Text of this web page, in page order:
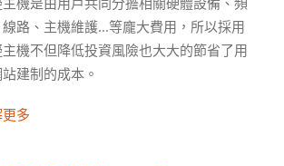
線路、主機維護...等龐大費用，所以採用
主機不但降低投資風險也大大的節省了用
建制的成本。
多